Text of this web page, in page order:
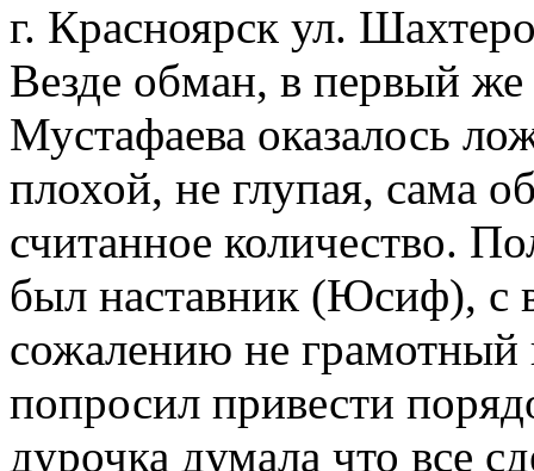
г. Красноярск ул.
Везде обман, в первый
Мустафаева оказалось
плохой, не глупая, сама
считанное количество.
был наставник (Юсиф), с
сожалению не грамотный
попросил привести
дурочка думала что все